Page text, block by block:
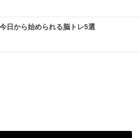
日から始められる脳トレ5選